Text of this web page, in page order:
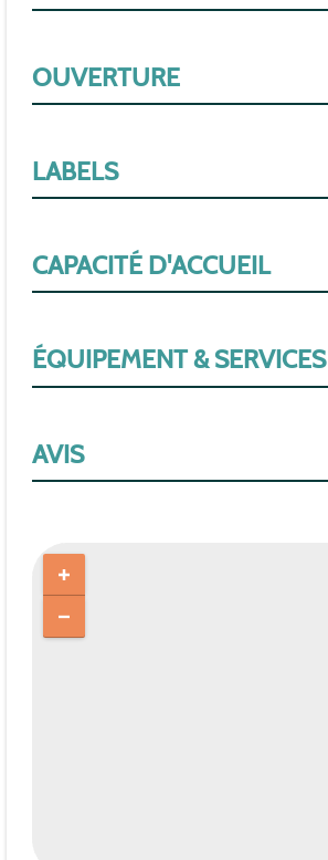
OUVERTURE
LABELS
CAPACITÉ D'ACCUEIL
ÉQUIPEMENT & SERVICES
AVIS